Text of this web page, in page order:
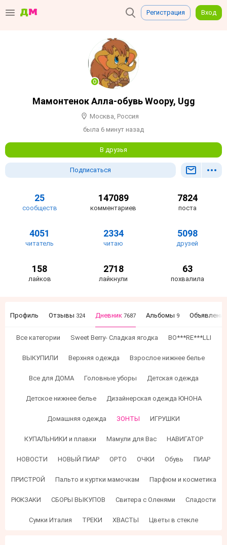
Регистрация Вход
Мамонтенок Алла-обувь Woopy, Ugg
Москва, Россия
была 6 минут назад
В друзья
Подписаться
25
сообществ
147089
комментариев
7824
поста
4051
читатель
2334
читаю
5098
друзей
158
лайков
2718
лайкнули
63
похвалила
Профиль Отзывы 324 Дневник 7687 Альбомы 9
Все категории Sweet Berry- Сладкая ягодка BO***RE***LLI
ВЫКУПИЛИ Верхняя одежда Взрослое нижнее белье
Все для ДОМА Головные уборы Детская одежда
Детское нижнее белье Дизайнерская одежда ЮНОНА
Домашняя одежда ЗОНТЫ ИГРУШКИ
КУПАЛЬНИКИ и плавки Мамули для Вас НАВИГАТОР
НОВОСТИ НОВЫЙ ПИАР ОРТО ОЧКИ Обувь ПИАР
ПРИСТРОЙ Пальто и куртки мамочкам Парфюм и косметика
РЮКЗАКИ СБОРЫ ВЫКУПОВ Свитера с Оленями Сладости
Сумки Италия ТРЕКИ ХВАСТЫ Цветы в стекле